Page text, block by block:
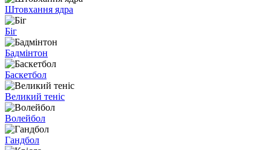
Штовхання ядра
Біг
Бадмінтон
Баскетбол
Великий теніс
Волейбол
Гандбол